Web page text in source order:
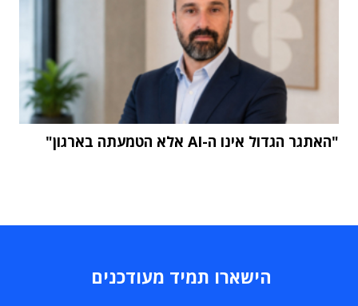
"האתגר הגדול אינו ה-AI אלא הטמעתה בארגון"
הישארו תמיד מעודכנים